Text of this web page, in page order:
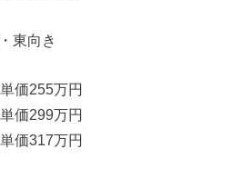
東向き
価255万円
価299万円
価317万円